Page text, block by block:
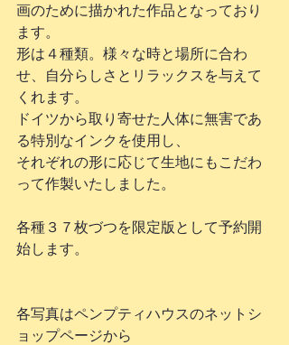
画のために描かれた作品となっており
ます。
形は４種類。様々な時と場所に合わ
せ、自分らしさとリラックスを与えて
くれます。
ドイツから取り寄せた人体に無害であ
る特別なインクを使用し、
それぞれの形に応じて生地にもこだわ
って作製いたしました。
各種３７枚づつを限定版として予約開
始します。
各写真はペンプティハウスのネットシ
ョップページから